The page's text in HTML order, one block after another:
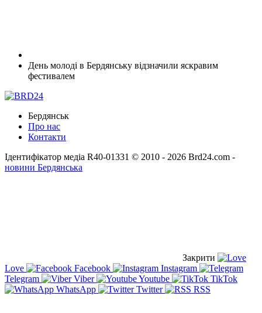
День молоді в Бердянську відзначили яскравим
фестивалем
Бердянськ
Про нас
Контакти
Ідентифікатор медіа R40-01331 © 2010 - 2026 Brd24.com -
новини Бердянська
Закрити
Love
Facebook
Instagram
Telegram
Viber Youtube
TikTok
WhatsApp
Twitter RSS